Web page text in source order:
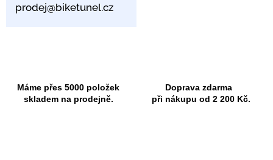
prodej@biketunel.cz
Máme přes 5000 položek
skladem na prodejně.
Doprava zdarma
při nákupu od 2 200 Kč.